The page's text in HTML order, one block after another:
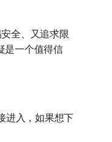
全、又追求限
是一个值得信
进入，如果想下